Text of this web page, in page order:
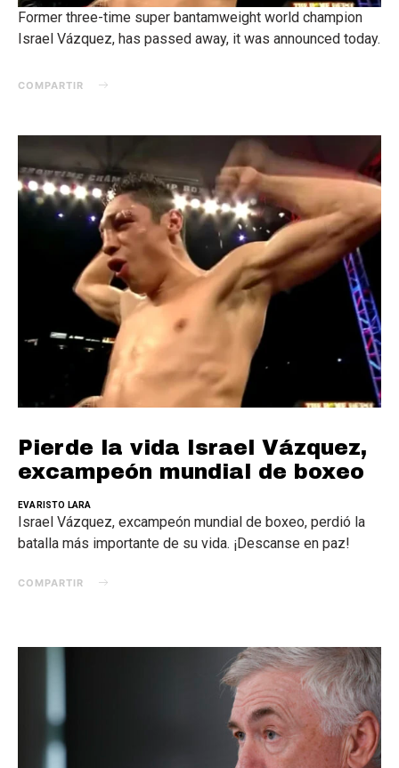
Former three-time super bantamweight world champion
Israel Vázquez, has passed away, it was announced today.
COMPARTIR
Pierde la vida Israel Vázquez,
excampeón mundial de boxeo
EVARISTO LARA
Israel Vázquez, excampeón mundial de boxeo, perdió la
batalla más importante de su vida. ¡Descanse en paz!
COMPARTIR